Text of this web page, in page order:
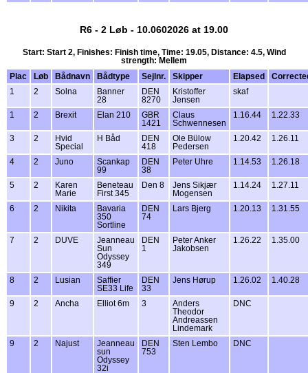
R6 - 2 Løb - 10.0602026 at 19.00
Start: Start 2, Finishes: Finish time, Time: 19.05, Distance: 4.5, Wind
strength: Mellem
Plac
Løb Bådnavn Bådtype Sejlnr. Skipper Elapsed
1
2 Solna
Banner
28
DEN
8270
Kristoffer
Jensen
skaf
1 2 Brexit Elan 210
GBR
1421
Claus
Schwennesen
1.16.44 1.22.33
3 2
Hvid
Special
H Båd
DEN
418
Ole Bülow
Pedersen
1.20.42 1.26.11
4 2 Juno
Scankap
99
DEN
38
Peter Uhre 1.14.53 1.26.18
5 2
Karen
Marie
Beneteau
First 345
Den 8
Jens Sikjær
Mogensen
1.14.24 1.27.11
6 2 Nikita
Bavaria
350
Sortline
DEN
74
Lars Bjerg 1.20.13 1.31.55
7 2 DUVE
Jeanneau
Sun
Odyssey
349
DEN
1
Peter Anker
Jakobsen
1.26.22 1.35.00
8 2 Lusian
Saffier
SE33 Life
DEN
33
Jens Hørup 1.26.02 1.40.28
9 2 Ancha Elliot 6m 3
Anders
Theodor
Andreassen
Lindemark
DNC
9 2 Najust
Jeanneau
sun
Odyssey
32i
DEN
753
Sten Lembo DNC